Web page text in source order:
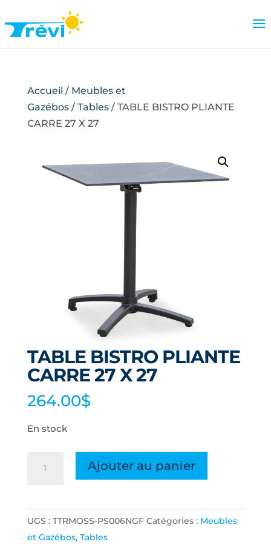
Accueil / Meubles et
Gazébos/ Tables/ TABLE BISTRO PLIANTE
CARRE 27 X 27
TABLE BISTRO PLIANTE
CARRE 27 X 27
264.00$
En stock
BISTRO
PLIANTE
CARRE
Ajouter au panier
UGS : TTRMOSS-PS006NGF Catégories : Meubles
et Gazébos, Tables